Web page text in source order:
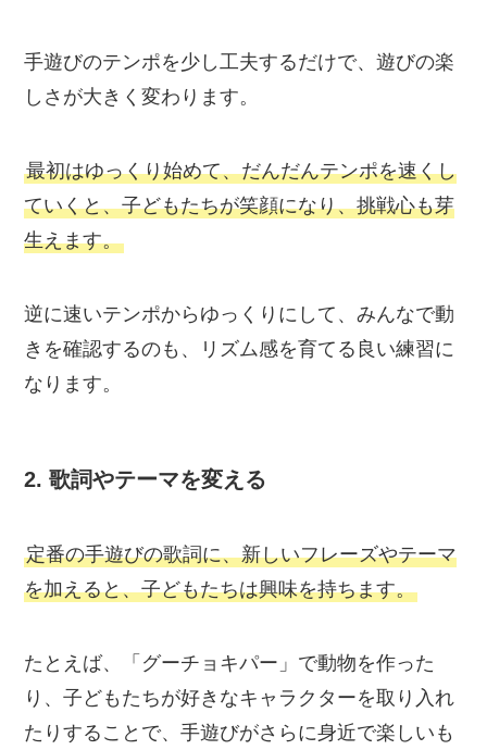
手遊びのテンポを少し工夫するだけで、遊びの楽
しさが大きく変わります。
最初はゆっくり始めて、だんだんテンポを速くし
ていくと、子どもたちが笑顔になり、挑戦心も芽
生えます。
逆に速いテンポからゆっくりにして、みんなで動
きを確認するのも、リズム感を育てる良い練習に
なります。
2.歌詞やテーマを変える
定番の手遊びの歌詞に、新しいフレーズやテーマ
を加えると、子どもたちは興味を持ちます。
たとえば、「グーチョキパー」で動物を作った
り、子どもたちが好きなキャラクターを取り入れ
たりすることで、手遊びがさらに身近で楽しいも